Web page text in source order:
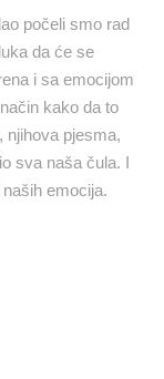
počeli smo rad
da će se
i sa emocijom
kako da to
njihova pjesma,
sva naša čula. I
emocija.